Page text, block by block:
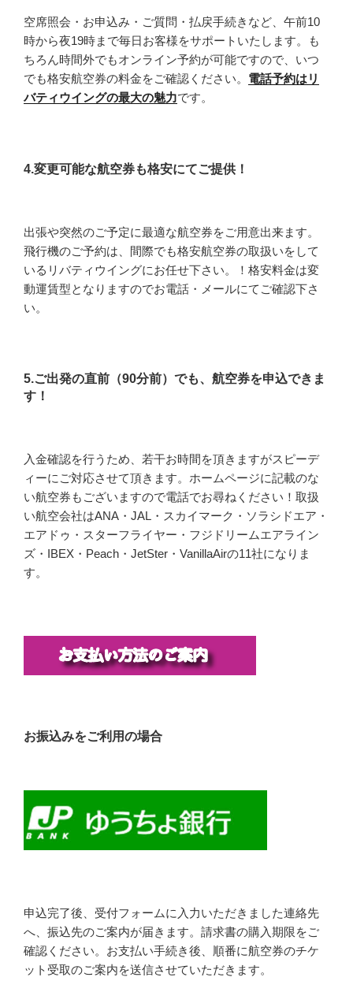
空席照会・お申込み・ご質問・払戻手続きなど、午前10
時から夜19時まで毎日お客様をサポートいたします。も
ちろん時間外でもオンライン予約が可能ですので、いつ
でも格安航空券の料金をご確認ください。 電話予約はリ
バティウイングの最大の魅力です。
4.変更可能な航空券も格安にてご提供！
出張や突然のご予定に最適な航空券をご用意出来ます。
飛行機のご予約は、間際でも格安航空券の取扱いをして
いるリバティウイングにお任せ下さい。！格安料金は変
動運賃型となりますのでお電話・メールにてご確認下さ
い。
5.ご出発の直前（90分前）でも、航空券を申込できま
す！
入金確認を行うため、若干お時間を頂きますがスピーデ
ィーにご対応させて頂きます。ホームページに記載のな
い航空券もございますので電話でお尋ねください！取扱
い航空会社はANA・JAL・スカイマーク・ソラシドエア・
エアドゥ・スターフライヤー・フジドリームエアライン
ズ・IBEX・Peach・JetSter・VanillaAirの11社になりま
す。
お振込みをご利用の場合
申込完了後、受付フォームに入力いただきました連絡先
へ、振込先のご案内が届きます。請求書の購入期限をご
確認ください。お支払い手続き後、順番に航空券のチケ
ット受取のご案内を送信させていただきます。